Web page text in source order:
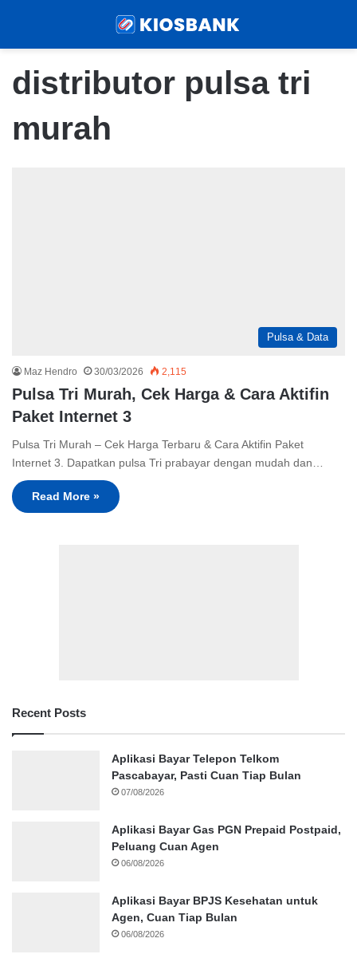
distributor pulsa tri
murah
Pulsa & Data
Maz Hendro 30/03/2026 2,115
Pulsa Tri Murah, Cek Harga & Cara Aktifin
Paket Internet 3
Pulsa Tri Murah – Cek Harga Terbaru & Cara Aktifin Paket
Internet 3. Dapatkan pulsa Tri prabayar dengan mudah dan…
Read More »
Recent Posts
Aplikasi Bayar Telepon Telkom
Pascabayar, Pasti Cuan Tiap Bulan
07/08/2026
Aplikasi Bayar Gas PGN Prepaid Postpaid,
Peluang Cuan Agen
06/08/2026
Aplikasi Bayar BPJS Kesehatan untuk
Agen, Cuan Tiap Bulan
06/08/2026